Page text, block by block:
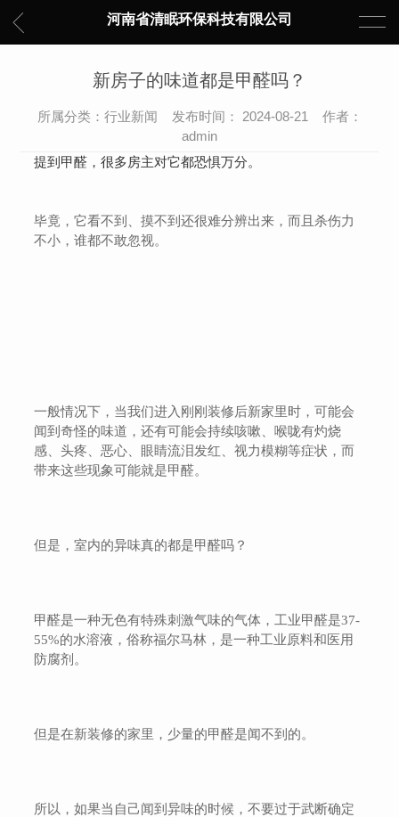
河南省清眠环保科技有限公司
新房子的味道都是甲醛吗？
所属分类：行业新闻 发布时间： 2024-08-21 作者：
admin
提到甲醛，很多房主对它都恐惧万分。
毕竟，它看不到、摸不到还很难分辨出来，而且杀伤力
不小，谁都不敢忽视。
一般情况下，当我们进入刚刚装修后新家里时，可能会
闻到奇怪的味道，还有可能会持续咳嗽、喉咙有灼烧
感、头疼、恶心、眼睛流泪发红、视力模糊等症状，而
带来这些现象可能就是甲醛。
但是，室内的异味真的都是甲醛吗？
甲醛是一种无色有特殊刺激气味的气体，工业甲醛是37-
55%的水溶液，俗称福尔马林，是一种工业原料和医用
防腐剂。
但是在新装修的家里，少量的甲醛是闻不到的。
所以，如果当自己闻到异味的时候，不要过于武断确定